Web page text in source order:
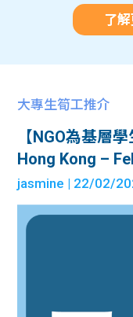
了
大專生筍工推介
【NGO為基層
Hong Kong –
jasmine | 22/02/